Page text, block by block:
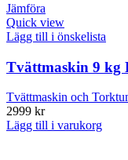
Jämföra
Quick view
Lägg till i önskelista
Tvättmaskin 9 kg
Tvättmaskin och
2999 kr
Lägg till i varukorg